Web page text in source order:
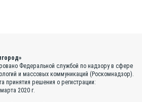
Федеральной службой по надзору в сфере
и массовых коммуникаций (Роскомнадзор).
принятия решения о регистрации:
2020 г.